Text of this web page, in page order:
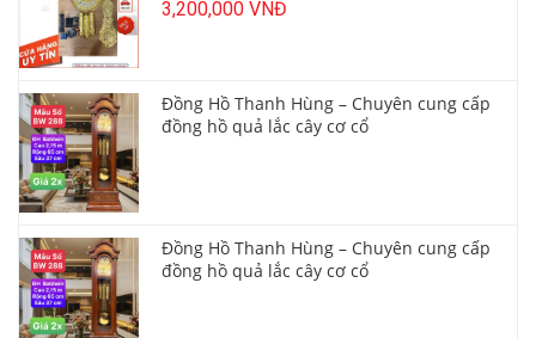
3,200,000 VNĐ
Đồng Hồ Thanh Hùng – Chuyên cung cấp
đồng hồ quả lắc cây cơ cổ
Đồng Hồ Thanh Hùng – Chuyên cung cấp
đồng hồ quả lắc cây cơ cổ